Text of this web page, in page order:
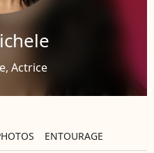
Actrice
ENTOURAGE